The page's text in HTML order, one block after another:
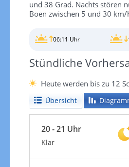
und 38 Grad. Nachts stören
Böen zwischen 5 und 30
06:11 Uhr
Stündliche
Heute werden bis zu 12
Übersicht
20 - 21 Uhr
Klar